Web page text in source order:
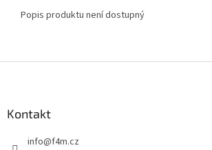
Popis produktu není dostupný
Kontakt
info@f4m.cz